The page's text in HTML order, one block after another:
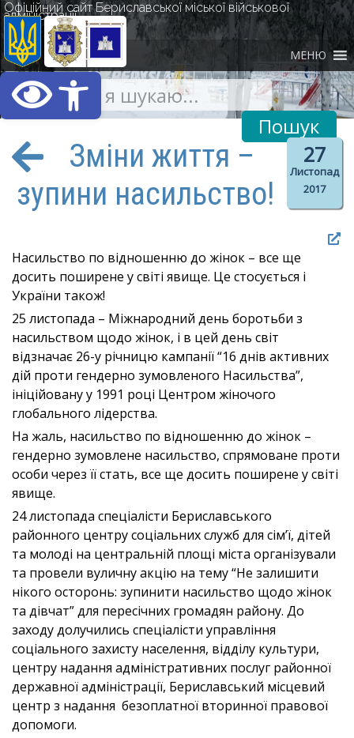
Відкрити Панель
Офіційний сайт Бериславської міської військової
адміністрації
МЕНЮ
27
Листопад
2017
Зміни життя –
зупини насильство!
Насильство по відношенню до жінок – все ще
досить поширене у світі явище. Це стосується і
України також!
25 листопада – Міжнародний день боротьби з
насильством щодо жінок, і в цей день світ
відзначає 26-у річницю кампанії “16 днів активних
дій проти гендерно зумовленого Насильства”,
ініційовану у 1991 році Центром жіночого
глобального лідерства.
На жаль, насильство по відношенню до жінок –
гендерно зумовлене насильство, спрямоване проти
особи через її стать, все ще досить поширене у світі
явище.
24 листопада спеціалісти Бериславського
районного центру соціальних служб для сім’ї, дітей
та молоді на центральній площі міста організували
та провели вуличну акцію на тему “Не залишити
нікого осторонь: зупинити насильство щодо жінок
та дівчат” для пересічних громадян району. До
заходу долучились спеціалісти управління
соціального захисту населення, відділу культури,
центру надання адміністративних послуг районної
державної адміністрації, Бериславський місцевий
центр з надання безоплатної вторинної правової
допомоги.